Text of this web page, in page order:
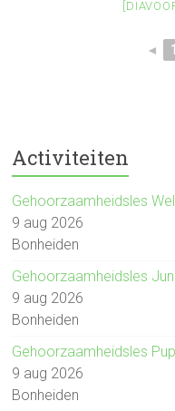
◄ 1
Activiteiten
Gehoorzaamheidsles
9 aug 2026
Bonheiden
Gehoorzaamheidsles
9 aug 2026
Bonheiden
Gehoorzaamheidsles
9 aug 2026
Bonheiden